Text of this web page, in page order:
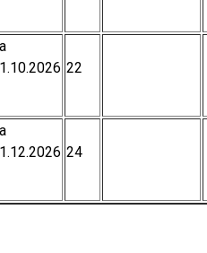
22
24